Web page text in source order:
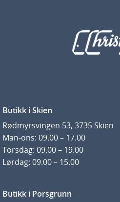
Butikk i Skien
Rødmyrsvingen 53, 3735 Skien
Man-ons: 09.00 – 17.00
Torsdag: 09.00 – 19.00
Lørdag: 09.00 – 15.00
Butikk i Porsgrunn